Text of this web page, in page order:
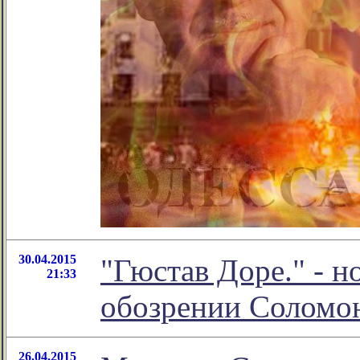
30.04.2015
21:33
"Гюстав Доре." -
обозрении
26.04.2015